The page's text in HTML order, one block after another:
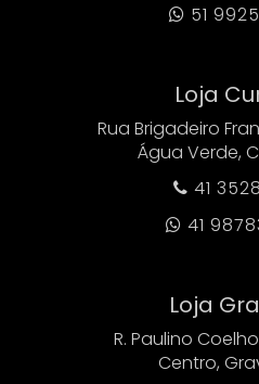
 51
Loja
Rua Brigadeiro
Água Verde,
 41
 41
Loja
R. Paulino
Centro,